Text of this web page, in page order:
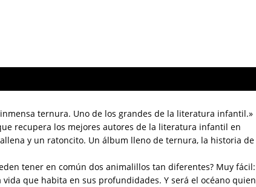
ternura. Uno de los grandes de la literatura infantil.»
recupera los mejores autores de la literatura infantil en
y un ratoncito. Un álbum lleno de ternura, la historia de
tener en común dos animalillos tan diferentes? Muy fácil:
que habita en sus profundidades. Y será el océano quien